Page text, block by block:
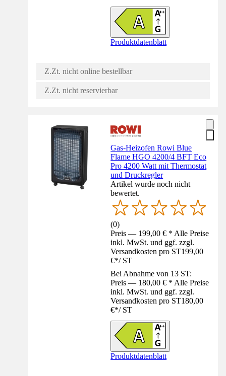
Produktdatenblatt
Z.Zt. nicht online bestellbar
Z.Zt. nicht reservierbar
Gas-Heizofen Rowi Blue
Flame HGO 4200/4 BFT Eco
Pro 4200 Watt mit Thermostat
und Druckregler
Artikel wurde noch nicht
bewertet.
(0)
Preis — 199,00 € * Alle Preise
inkl. MwSt. und ggf. zzgl.
Versandkosten pro ST199,00
€*/ ST
Bei Abnahme von 13 ST:
Preis — 180,00 € * Alle Preise
inkl. MwSt. und ggf. zzgl.
Versandkosten pro ST180,00
€*/ ST
Produktdatenblatt